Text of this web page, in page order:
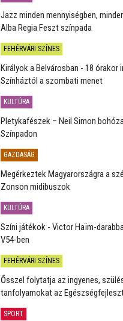
Jazz minden mennyiségben,
Alba Regia Feszt színpada
FEHÉRVÁRI SZÍNES
Királyok a Belvárosban - 18 órakor
Színháztól a szombati menet
KULTÚRA
Pletykafészek – Neil Simon
Színpadon
GAZDASÁG
Megérkeztek Magyarországra a
Zonson midibuszok
KULTÚRA
Színi játékok - Victor Haïm-
V54-ben
FEHÉRVÁRI SZÍNES
Ősszel folytatja az ingyenes,
tanfolyamokat az
SPORT